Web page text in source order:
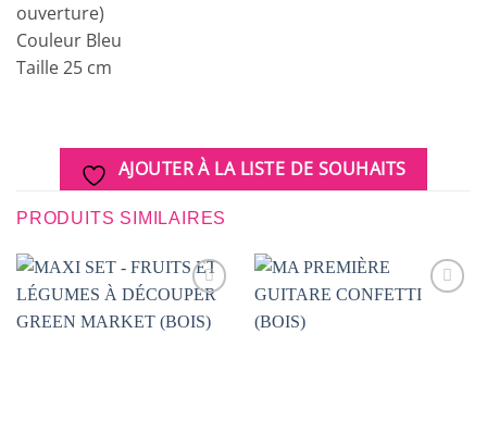
ouverture)
Couleur Bleu
Taille 25 cm
AJOUTER À LA LISTE DE SOUHAITS
PRODUITS SIMILAIRES
À LA